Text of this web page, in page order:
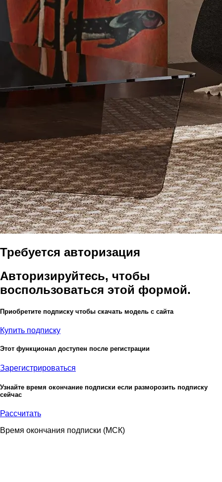
Требуется авторизация
Авторизируйтесь, чтобы
воспользоваться этой формой.
Приобретите подписку чтобы скачать модель с сайта
Купить подписку
Этот функционал доступен после регистрации
Зарегистрироваться
Узнайте время окончание подписки если разморозить подписку
сейчас
Рассчитать
Время окончания подписки (МСК)